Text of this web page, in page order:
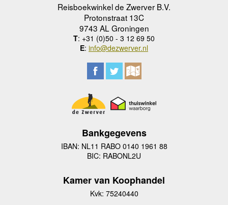
Reisboekwinkel de Zwerver B.V.
Protonstraat 13C
9743 AL Groningen
T: +31 (0)50 - 3 12 69 50
E: info@dezwerver.nl
Bankgegevens
IBAN: NL11 RABO 0140 1961 88
BIC: RABONL2U
Kamer van Koophandel
Kvk: 75240440